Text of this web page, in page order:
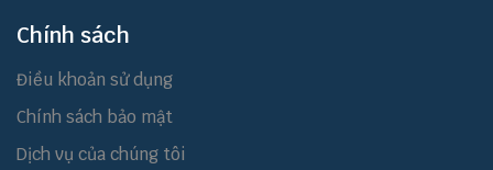
Chính sách
Điều khoản sử dụng
Chính sách bảo mật
Dịch vụ của chúng tôi